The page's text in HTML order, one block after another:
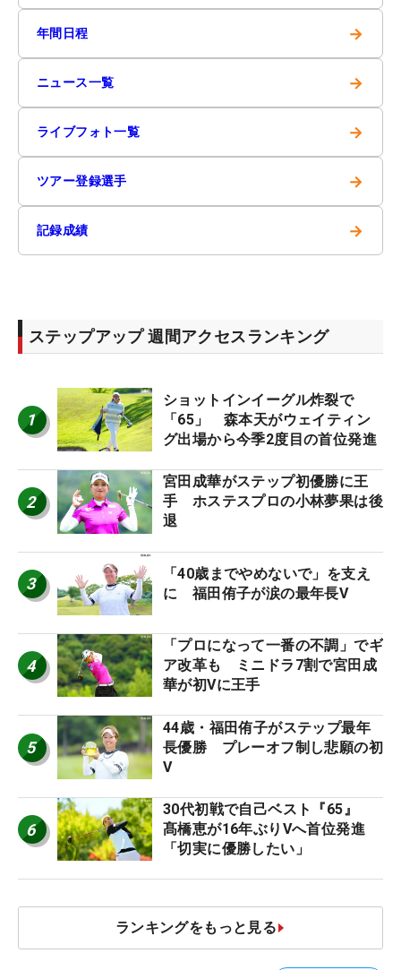
年間日程 →
ニュース一覧 →
ライブフォト一覧 →
ツアー登録選手 →
記録成績 →
ステップアップ 週間アクセスランキング
1
ショットインイーグル炸裂で
「65」 森本天がウェイティン
グ出場から今季2度目の首位発進
2
宮田成華がステップ初優勝に王
手 ホステスプロの小林夢果は後
退
3
「40歳までやめないで」を支え
に 福田侑子が涙の最年長V
4
「プロになって一番の不調」でギ
ア改革も ミニドラ7割で宮田成
華が初Vに王手
5
44歳・福田侑子がステップ最年
長優勝 プレーオフ制し悲願の初
V
6
30代初戦で自己ベスト『65』
髙橋恵が16年ぶりVへ首位発進
「切実に優勝したい」
ランキングをもっと見る